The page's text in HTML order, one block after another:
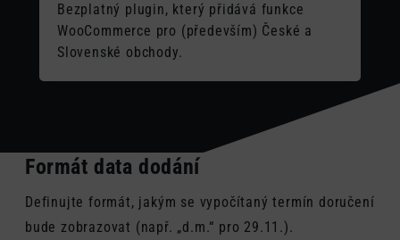
Bezplatný plugin, který přidává funkce
WooCommerce pro (především) České a
Slovenské obchody.
Formát data dodání
Definujte formát, jakým se vypočítaný termín doručení
bude zobrazovat (např. „d.m.“ pro 29.11.).